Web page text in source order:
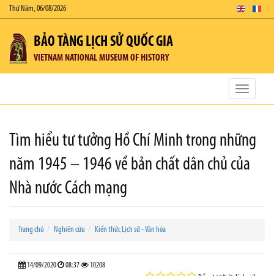
Thứ Năm, 06/08/2026
BẢO TÀNG LỊCH SỬ QUỐC GIA
VIETNAM NATIONAL MUSEUM OF HISTORY
Toggle
Tìm hiểu tư tưởng Hồ Chí Minh trong những
năm 1945 – 1946 về bản chất dân chủ của
Nhà nước Cách mạng
Trang chủ Nghiên cứu Kiến thức Lịch sử - Văn hóa
14/09/2020 08:37 10208